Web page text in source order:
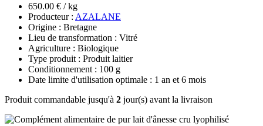
650.00 € / kg
Producteur : AZALANE
Origine : Bretagne
Lieu de transformation : Vitré
Agriculture : Biologique
Type produit : Produit laitier
Conditionnement : 100 g
Date limite d'utilisation optimale : 1 an et 6 mois
Produit commandable jusqu'à 2 jour(s) avant la livraison